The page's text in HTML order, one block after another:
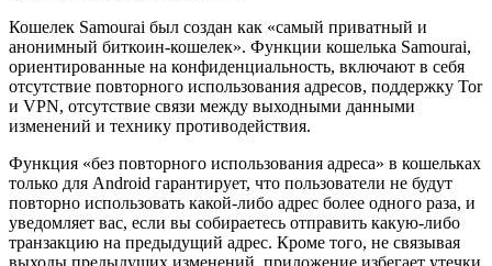
Кошелек Samourai был создан как «самый приватный и
анонимный биткоин-кошелек». Функции кошелька Samourai,
ориентированные на конфиденциальность, включают в себя
отсутствие повторного использования адресов, поддержку Tor
и VPN, отсутствие связи между выходными данными
изменений и технику противодействия.
Функция «без повторного использования адреса» в кошельках
только для Android гарантирует, что пользователи не будут
повторно использовать какой-либо адрес более одного раза, и
уведомляет вас, если вы собираетесь отправить какую-либо
транзакцию на предыдущий адрес. Кроме того, не связывая
выходы предыдущих изменений, приложение избегает утечки